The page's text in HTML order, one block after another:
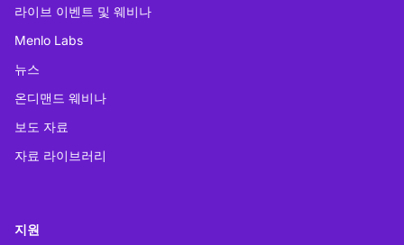
라이브 이벤트 및 웨비나
Menlo Labs
뉴스
온디맨드 웨비나
보도 자료
자료 라이브러리
지원